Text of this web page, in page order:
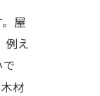
屋
例え
材